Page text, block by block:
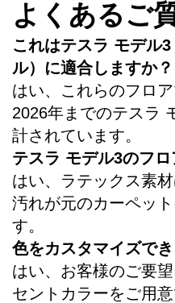
よくあるご
これはテスラ モデル
ル）に適合しますか？
はい、これらのフロ
2026年までのテスラ
計されています。
テスラ モデル3のフ
はい、ラテックス素
汚れが元のカーペッ
す。
色をカスタマイズで
はい、お客様のご要
セントカラーをご用意